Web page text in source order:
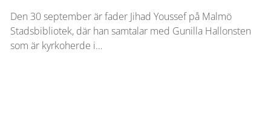
Den 30 september är fader Jihad Youssef på Malmö
Stadsbibliotek, där han samtalar med Gunilla Hallonsten
som är kyrkoherde i…